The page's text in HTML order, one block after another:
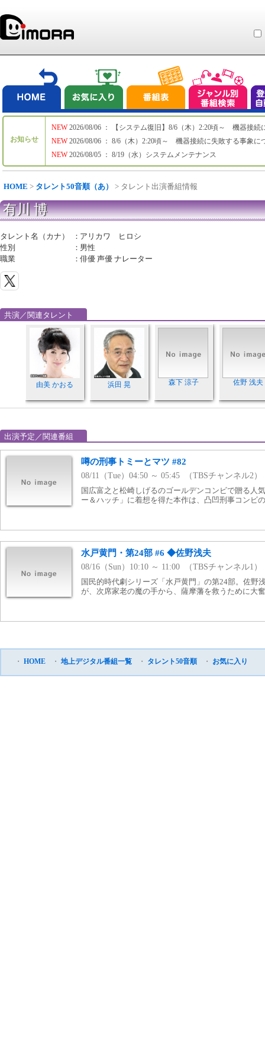
お知らせ
NEW
NEW
NEW
2026/08/06 ： 【システム復旧】8/6（木）2:20頃～ 機器接続
2026/08/06 ： 8/6（木）2:20頃～ 機器接続に失敗する事象に
2026/08/05 ： 8/19（水）システムメンテナンス
HOME > タレント50音順（あ） > タレント出演番組情報
有川 博
タレント名（カナ） ： アリカワ ヒロシ
性別
： 男性
職業
：俳優 声優 ナレーター
共演／関連タレント
由美 かおる 浜田 晃 森下 涼子 佐野 浅夫
出演予定／関連番組
噂の刑事トミーとマツ #82
08/11（Tue）04:50 ～ 05:45 （TBSチャンネル2）
国広富之と松崎しげるのゴールデンコンビで贈る人
ー＆ハッチ」に着想を得た本作は、凸凹刑事コンビ
水戸黄門・第24部 #6 ◆佐野浅夫
08/16（Sun）10:10 ～ 11:00 （TBSチャンネル1）
国民的時代劇シリーズ「水戸黄門」の第24部。佐野
が、次席家老の魔の手から、薩摩藩を救うために大
・ HOME ・ 地上デジタル番組一覧 ・ タレント50音順 ・ お気に入り